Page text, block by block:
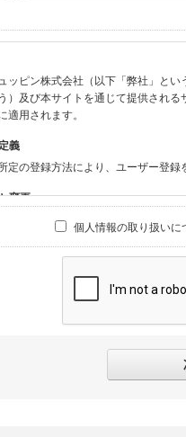
名、生年月日、性別、住所、電話
ックネーム、プロフィール画像、希
をご利用時に当社が取得またはご提
振込みに関わる情報（クレジット
等により、本人確認を行うための
のご利用
の設定等に関する情報、および画像
イト・サービス内のクッキー情報
アカウントを利用される場合】
ーシャルネットワーキングサービ
、古物買取事業および個人・法人
ンの配信、および当社が提供する
のフォト
ッピン株式会社（以下「弊社」と
）及び本サイトを通じて提供され
適用されます。
義
定の登録方法により、ユーザー登録
変更
本サイト及び本サービスの利用に関
定する個別規定、及び弊社が随時
別規定及び追加規定が異なる場合
ザーの承諾を得ることなく、本規約
イト内に掲示またはユーザーに対
、本サイトの利用に際し、ユーザー
個人情報の取り扱いに